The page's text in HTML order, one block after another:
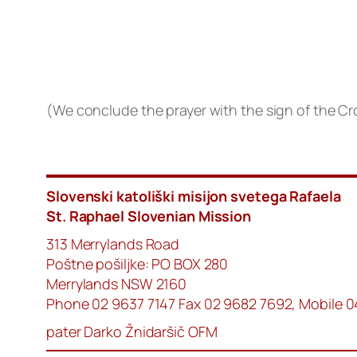
(We conclude the prayer with the sign of the
Slovenski katoliški misijon svetega Rafaela
St. Raphael Slovenian Mission
313 Merrylands Road
Poštne pošiljke: PO BOX 280
Merrylands NSW 2160
Phone 02 9637 7147 Fax 02 9682 7692, Mobile
pater Darko Žnidaršič OFM